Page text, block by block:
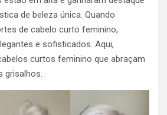
de beleza única. Quando
de cabelo curto feminino,
e sofisticados. Aqui,
curtos feminino que abraçam
grisalhos.